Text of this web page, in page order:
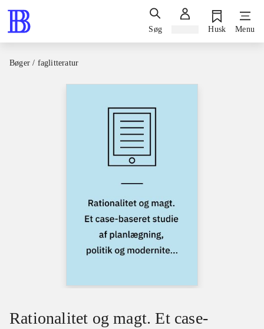
Søg Husk Menu
Bøger / faglitteratur
Rationalitet og magt. Et case-